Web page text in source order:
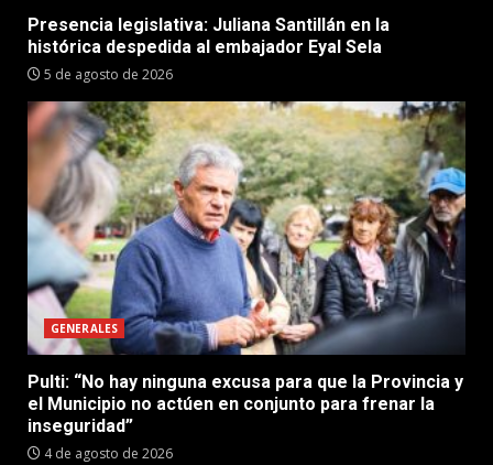
Presencia legislativa: Juliana Santillán en la
histórica despedida al embajador Eyal Sela
5 de agosto de 2026
GENERALES
Pulti: “No hay ninguna excusa para que la Provincia y
el Municipio no actúen en conjunto para frenar la
inseguridad”
4 de agosto de 2026